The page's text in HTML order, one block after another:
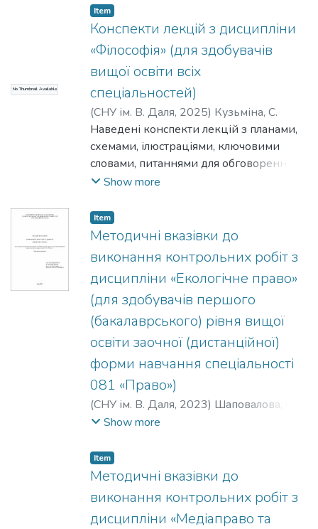
загальні положення базової юридичної
науки, зокрема теорії права та
правових основ регулювання
суспільних відносин, що складають
предмет інформаційного права. Кожна
тема конспекту лекцій включає:
кількість годин, відведених на тему
лекції, план тематичного матеріалу
лекції, перелік ключових термінів за
темою лекції, тези тематичного
матеріалу лекції, питання для
тематичним матеріалом лекції, список
літератури за темою лекції. Конспект
лекцій розроблений для здобувачів
вищої освіти, які навчаються за
спеціальністю 029 «Інформаційна,
бібліотечна та архівна справа» СНУ ім. В.
Даля.
No Thumbnail Available
Item
Конспекти лекцій з дисципліни
«Філософія» (для здобувачів
вищої освіти всіх
спеціальностей)
(СНУ ім. В. Даля, 2025) Кузьміна, С.
Наведені конспекти лекцій з планами,
схемами, ілюстраціями, ключовими
словами, питаннями для обговорення,
рекомендованою літературою.
Show more
Item
Методичні вказівки до
виконання контрольних робіт з
дисципліни «Екологічне право»
(для здобувачів першого
(бакалаврського) рівня вищої
освіти заочної (дистанційної)
форми навчання спеціальності
081 «Право»)
(СНУ ім. В. Даля, 2023) Шаповалова, О.
В. ;Терещенко, С. В.
Show more
Item
Методичні вказівки до
виконання контрольних робіт з
дисципліни «Медіаправо та